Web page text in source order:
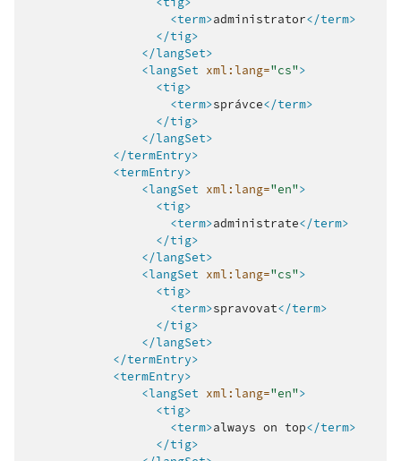
<term>administrator</term>
</tig>
</langSet>
<langSet xml:lang="cs">
<tig>
<term>správce</term>
</tig>
</langSet>
</termEntry>
<termEntry>
<langSet xml:lang="en">
<tig>
<term>administrate</term>
</tig>
</langSet>
<langSet xml:lang="cs">
<tig>
<term>spravovat</term>
</tig>
</langSet>
</termEntry>
<termEntry>
<langSet xml:lang="en">
<tig>
<term>always on top</term>
</tig>